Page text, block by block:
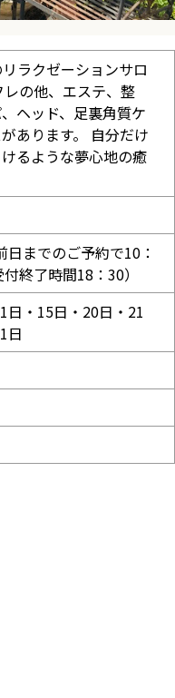
ラクゼーションサロ
の他、エステ、整
ヘッド、足裏角質ケ
あります。 自分だけ
るような夢心地の癒
までのご予約で10：
終了時間18：30）
日・15日・20日・21
日